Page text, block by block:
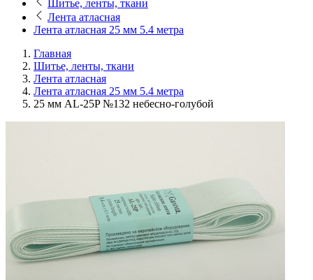
Шитье, ленты, ткани
Лента атласная
Лента атласная 25 мм 5.4 метра
Главная
Шитье, ленты, ткани
Лента атласная
Лента атласная 25 мм 5.4 метра
25 мм AL-25P №132 небесно-голубой